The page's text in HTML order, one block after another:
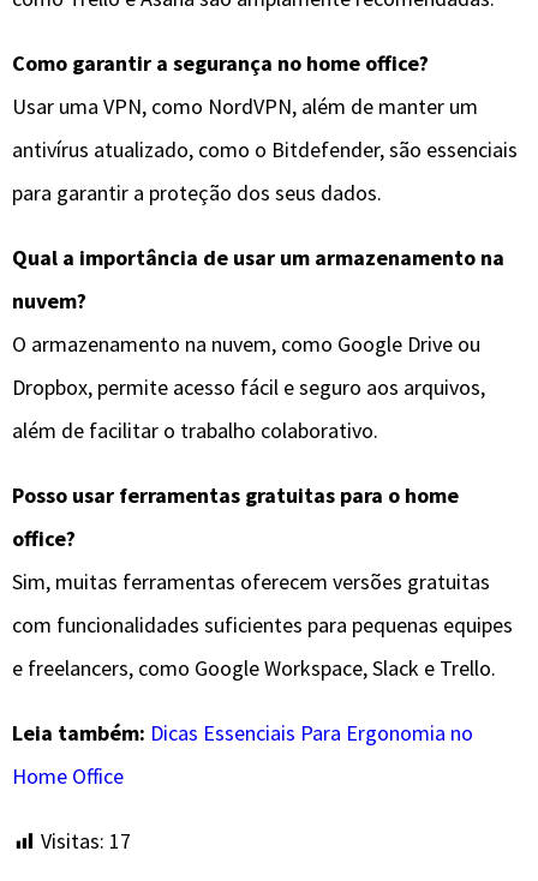
Como garantir a segurança no home office?
Usar uma VPN, como NordVPN, além de manter um
antivírus atualizado, como o Bitdefender, são essenciais
para garantir a proteção dos seus dados.
Qual a importância de usar um armazenamento na
nuvem?
O armazenamento na nuvem, como Google Drive ou
Dropbox, permite acesso fácil e seguro aos arquivos,
além de facilitar o trabalho colaborativo.
Posso usar ferramentas gratuitas para o home
office?
Sim, muitas ferramentas oferecem versões gratuitas
com funcionalidades suficientes para pequenas equipes
e freelancers, como Google Workspace, Slack e Trello.
Leia também: Dicas Essenciais Para Ergonomia no
Home Office
Visitas: 17